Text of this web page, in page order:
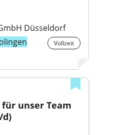
Düsseldorf
Vollzeit
unser Team